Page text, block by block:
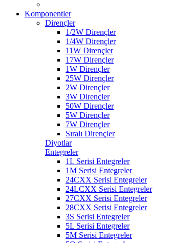
Komponentler
Dirençler
1/2W Dirençler
1/4W Dirençler
11W Dirençler
17W Dirençler
1W Dirençler
25W Dirençler
2W Dirençler
3W Dirençler
50W Dirençler
5W Dirençler
7W Dirençler
Sıralı Dirençler
Diyotlar
Entegreler
1L Serisi Entegreler
1M Serisi Entegreler
24CXX Serisi Entegreler
24LCXX Serisi Entegreler
27CXX Serisi Entegreler
28CXX Serisi Entegreler
3S Serisi Entegreler
5L Serisi Entegreler
5M Serisi Entegreler